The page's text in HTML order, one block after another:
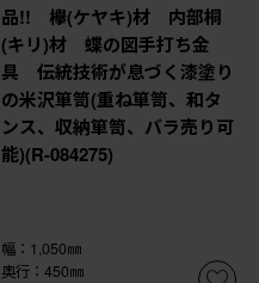
品!! 欅(ケヤキ)材 内部桐
(キリ)材 蝶の図手打ち金
具 伝統技術が息づく漆塗り
の米沢箪笥(重ね箪笥、和タ
ンス、収納箪笥、バラ売り可
能)(R-084275)
幅：1,050㎜
奥行：450㎜